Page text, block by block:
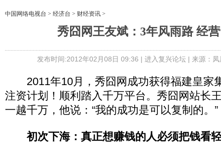
中国网络电视台 > 经济台 > 财经资讯 >
秀囧网王友斌：3年风雨路 经
发布时间:2012年02月08日 09:36 | 进入复兴论坛| 来源：
2011年10月，秀囧网成功获得福建皇家
注资计划！顺利踏入千万平台。秀囧网站长
一越千万，他说：“我的成功是可以复制的。”
初次下海：真正想赚钱的人必须把钱看